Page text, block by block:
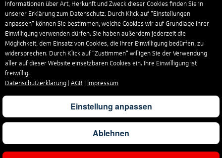
Informationen über Art, Herkunft und Zweck dieser Cookies finden Sie in
unserer Erklärung zum Datenschutz. Durch Klick auf "Einstellungen
anpassen" können Sie bestimmen, welche Cookies wir auf Grundlage Ihrer
Einwilligung verwenden dürfen. Sie haben außerdem jederzeit die
Möglichkeit, dem Einsatz von Cookies, die Ihrer Einwilligung bedürfen, zu
widersprechen. Durch Klick auf “Zustimmen“ willigen Sie der Verwendung
aller auf dieser Website einsetzbaren Cookies ein. Ihre Einwilligung ist
freiwillig.
Datenschutzerklärung
AGB Impressum
Einstellung anpassen
Ablehnen